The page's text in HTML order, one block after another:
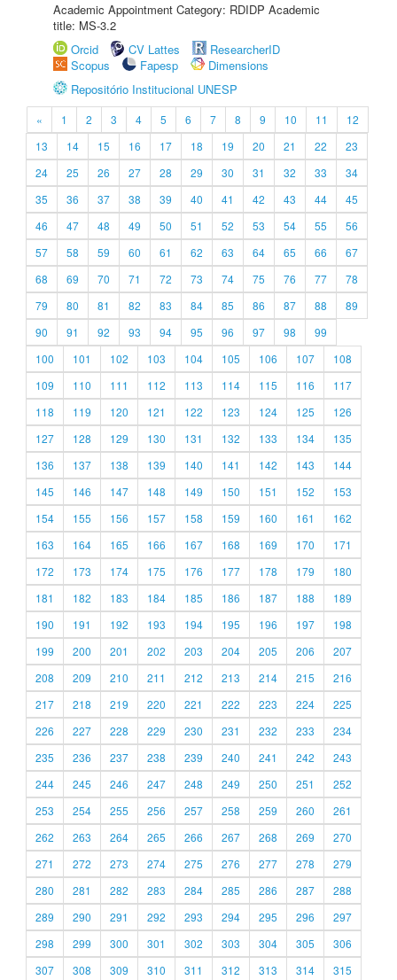
Academic Appointment Category: RDIDP Academic
title: MS-3.2
Orcid
CV Lattes
ResearcherID
Scopus
Fapesp
Dimensions
Repositório Institucional UNESP
« 1 2 3 4 5 6 7 8 9 10 11
12
13
14 15 16 17 18 19 20 21 22
23
24
25 26 27 28 29 30 31 32 33
34
35
36 37 38 39 40 41 42 43 44
45
46
47 48 49 50 51 52 53 54 55
56
57
58 59 60 61 62 63 64 65 66
67
68
69 70 71 72 73 74 75 76 77
78
79
80 81 82 83 84 85 86 87 88
89
90
91 92 93 94 95 96 97 98
99
100
101 102 103 104 105 106 107
108
109
110 111 112 113 114 115 116
117
118
119 120 121 122 123 124 125
126
127
128 129 130 131 132 133 134
135
136
137 138 139 140 141 142 143
144
145
146 147 148 149 150 151 152
153
154
155 156 157 158 159 160 161
162
163
164 165 166 167 168 169 170
171
172
173 174 175 176 177 178 179
180
181
182 183 184 185 186 187 188
189
190
191 192 193 194 195 196 197
198
199
200 201 202 203 204 205 206
207
208
209 210 211 212 213 214 215
216
217
218 219 220 221 222 223 224
225
226
227 228 229 230 231 232 233
234
235
236 237 238 239 240 241 242
243
244
245 246 247 248 249 250 251
252
253
254 255 256 257 258 259 260
261
262
263 264 265 266 267 268 269
270
271
272 273 274 275 276 277 278
279
280
281 282 283 284 285 286 287
288
289
290 291 292 293 294 295 296
297
298
299 300 301 302 303 304 305
306
307
308 309 310 311 312 313 314 315